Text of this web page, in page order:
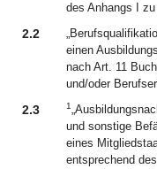
des Anhangs I
2.2
einen
nach Art. 11
und/oder
2.3 1
und sonstige
eines
entsprechend